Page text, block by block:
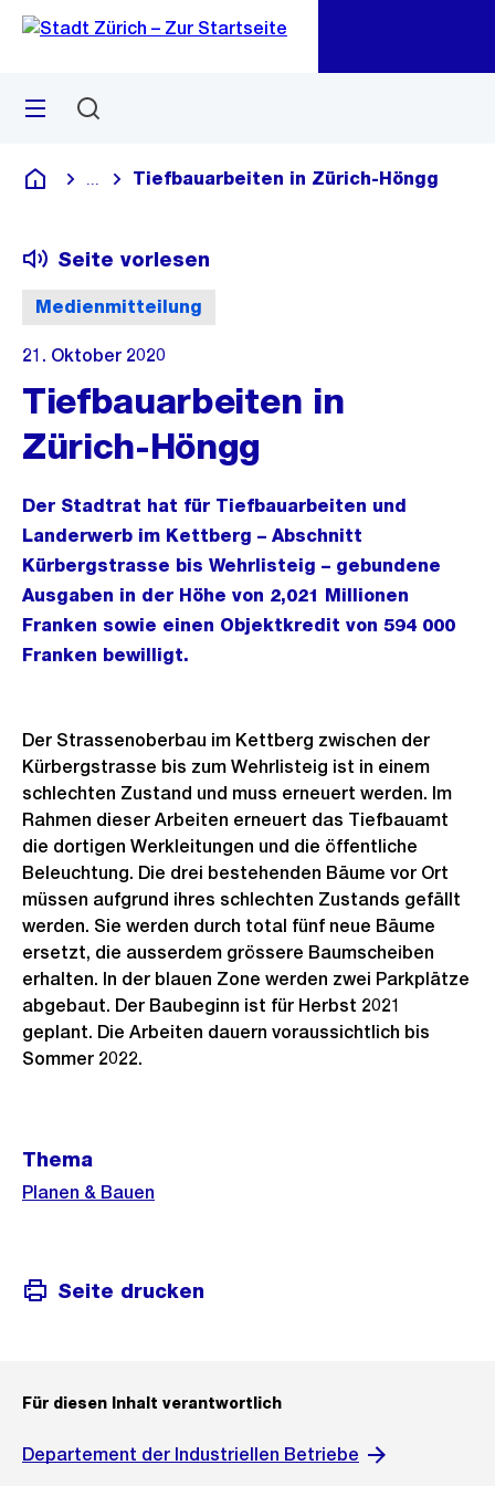
Navigation
Sprunglink
Menü
Deutsch
Blende alle Breadcrumbs ein
Tiefbauarbeiten in Zürich-Höngg
Medienmitteilung
Seite vorlesen
21. Oktober 2020
Tiefbauarbeiten in
Zürich-Höngg
Der Stadtrat hat für Tiefbauarbeiten und
Landerwerb im Kettberg – Abschnitt
Kürbergstrasse bis Wehrlisteig – gebundene
Ausgaben in der Höhe von 2,021 Millionen
Franken sowie einen Objektkredit von 594 000
Franken bewilligt.
Der Strassenoberbau im Kettberg zwischen der
Kürbergstrasse bis zum Wehrlisteig ist in einem
schlechten Zustand und muss erneuert werden. Im
Rahmen dieser Arbeiten erneuert das Tiefbauamt
die dortigen Werkleitungen und die öffentliche
Beleuchtung. Die drei bestehenden Bäume vor Ort
müssen aufgrund ihres schlechten Zustands gefällt
werden. Sie werden durch total fünf neue Bäume
ersetzt, die ausserdem grössere Baumscheiben
erhalten. In der blauen Zone werden zwei Parkplätze
abgebaut. Der Baubeginn ist für Herbst 2021
geplant. Die Arbeiten dauern voraussichtlich bis
Sommer 2022.
Informationen
Thema
Planen & Bauen
Seite drucken
Für diesen Inhalt verantwortlich
Departement der Industriellen Betriebe